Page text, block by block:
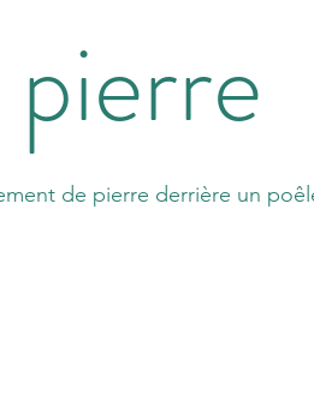
de pierre derrière un